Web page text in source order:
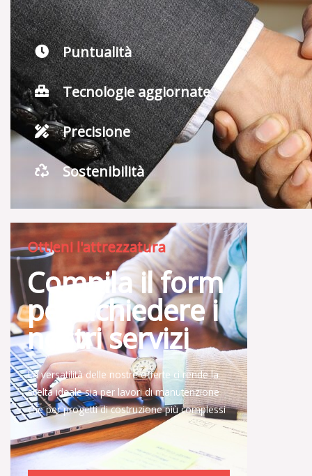
Puntualità
Tecnologie aggiornate
Precisione
Sostenibilità
Ottieni l'attrezzatura
Compila il form
per richiedere i
nostri servizi
La versatilità delle nostre offerte ci rende la
scelta ideale sia per lavori di manutenzione
che per progetti di costruzione più complessi